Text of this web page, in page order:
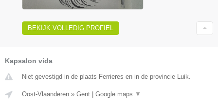
BEKIJK VOLLEDIG PROFIEL
Kapsalon vida
Niet gevestigd in de plaats Ferrieres en in de provincie Luik.
Oost-Vlaanderen » Gent Google maps ▼